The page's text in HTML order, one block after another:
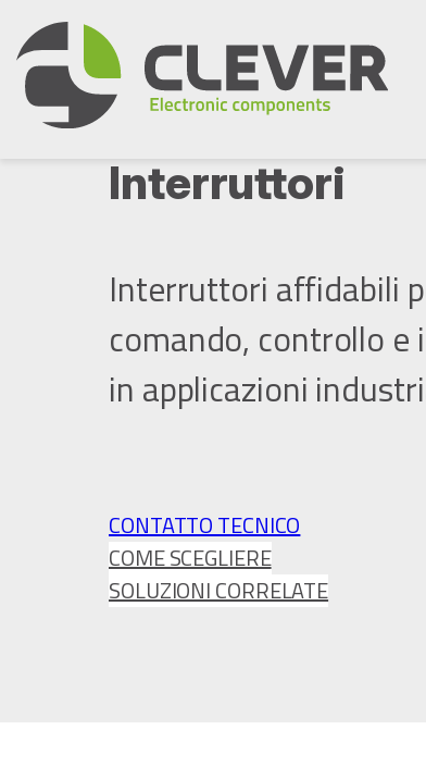
to
content
Interruttori
Interruttori affidabili
comando, controllo e
in applicazioni
CONTATTO TECNICO
COME SCEGLIERE
SOLUZIONI CORRELATE